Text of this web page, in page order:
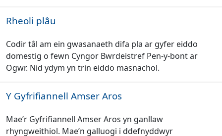
Rheoli plâu
Codir tâl am ein gwasanaeth difa pla ar gyfer eiddo
domestig o fewn Cyngor Bwrdeistref Pen-y-bont ar
Ogwr. Nid ydym yn trin eiddo masnachol.
Y Gyfrifiannell Amser Aros
Mae’r Gyfrifiannell Amser Aros yn ganllaw
rhyngweithiol. Mae’n galluogi i ddefnyddwyr